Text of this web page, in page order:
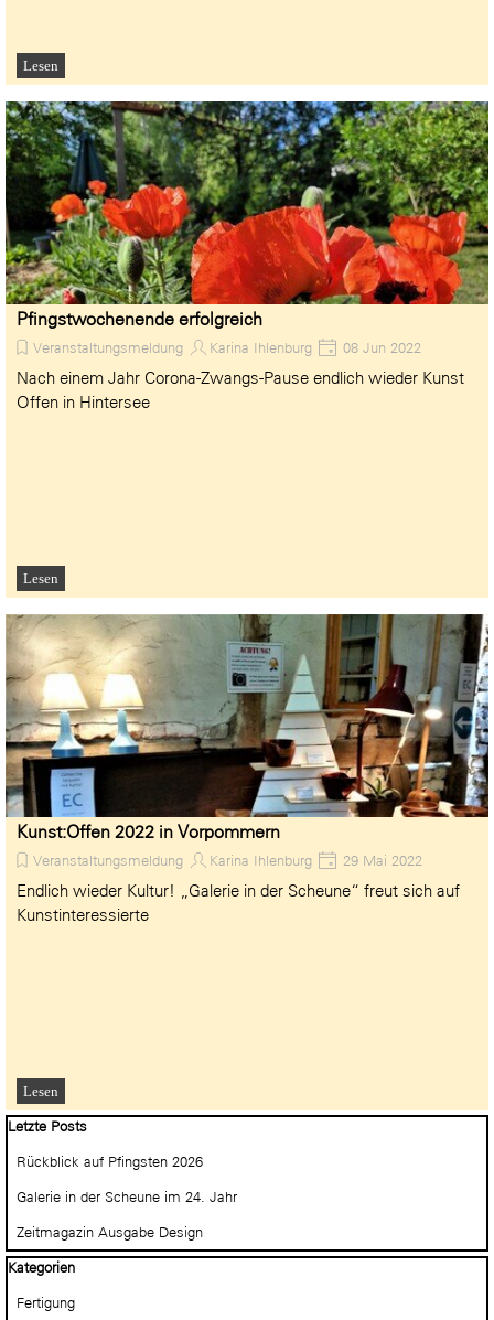
Lesen
Pfingstwochenende erfolgreich
Veranstaltungsmeldung Karina Ihlenburg 08 Jun 2022
Nach einem Jahr Corona-Zwangs-Pause endlich wieder Kunst
Offen in Hintersee
Lesen
Kunst:Offen 2022 in Vorpommern
Veranstaltungsmeldung Karina Ihlenburg 29 Mai 2022
Endlich wieder Kultur! „Galerie in der Scheune“ freut sich auf
Kunstinteressierte
Lesen
Block überspringen Letzte Posts
Letzte Posts
Rückblick auf Pfingsten 2026
Galerie in der Scheune im 24. Jahr
Zeitmagazin Ausgabe Design
Block überspringen Kategorien
Kategorien
Fertigung